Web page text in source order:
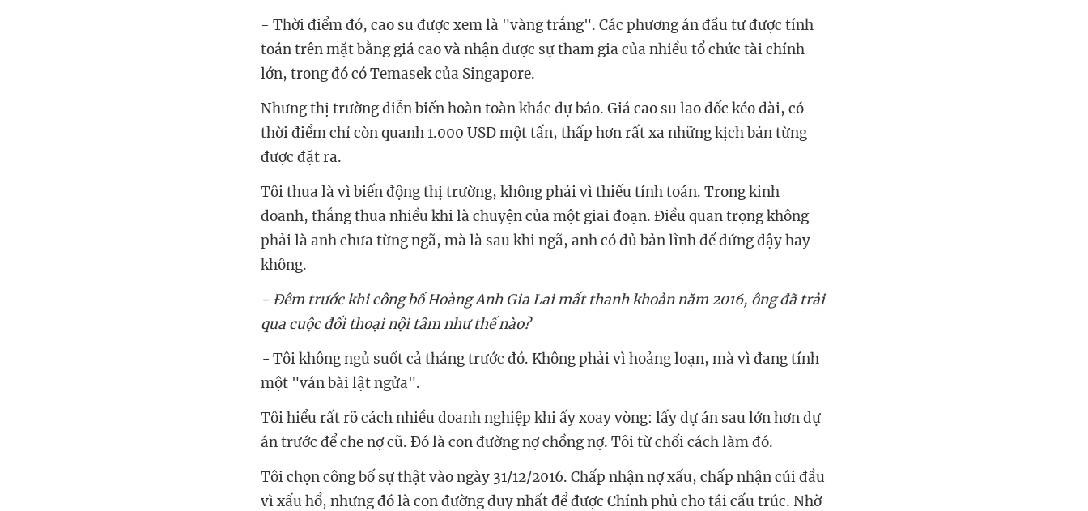
- Thời điểm đó, cao su được xem là "vàng trắng". Các phương án đầu tư được tính
toán trên mặt bằng giá cao và nhận được sự tham gia của nhiều tổ chức tài chính
lớn, trong đó có Temasek của Singapore.
Nhưng thị trường diễn biến hoàn toàn khác dự báo. Giá cao su lao dốc kéo dài, có
thời điểm chỉ còn quanh 1.000 USD một tấn, thấp hơn rất xa những kịch bản từng
được đặt ra.
Tôi thua là vì biến động thị trường, không phải vì thiếu tính toán. Trong kinh
doanh, thắng thua nhiều khi là chuyện của một giai đoạn. Điều quan trọng không
phải là anh chưa từng ngã, mà là sau khi ngã, anh có đủ bản lĩnh để đứng dậy hay
không.
- Đêm trước khi công bố Hoàng Anh Gia Lai mất thanh khoản năm 2016, ông đã trải
qua cuộc đối thoại nội tâm như thế nào?
-Tôi không ngủ suốt cả tháng trước đó. Không phải vì hoảng loạn, mà vì đang tính
một "ván bài lật ngửa".
Tôi hiểu rất rõ cách nhiều doanh nghiệp khi ấy xoay vòng: lấy dự án sau lớn hơn dự
án trước để che nợ cũ. Đó là con đường nợ chồng nợ. Tôi từ chối cách làm đó.
Tôi chọn công bố sự thật vào ngày 31/12/2016. Chấp nhận nợ xấu, chấp nhận cúi đầu
vì xấu hổ, nhưng đó là con đường duy nhất để được Chính phủ cho tái cấu trúc. Nhờ